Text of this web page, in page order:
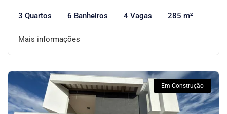
3 Quartos 6 Banheiros 4 Vagas 285 m²
Mais informações
Em Construção